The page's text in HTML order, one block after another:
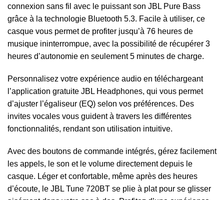
connexion sans fil avec le puissant son JBL Pure Bass
grâce à la technologie Bluetooth 5.3. Facile à utiliser, ce
casque vous permet de profiter jusqu’à 76 heures de
musique ininterrompue, avec la possibilité de récupérer 3
heures d’autonomie en seulement 5 minutes de charge.
Personnalisez votre expérience audio en téléchargeant
l’application gratuite JBL Headphones, qui vous permet
d’ajuster l’égaliseur (EQ) selon vos préférences. Des
invites vocales vous guident à travers les différentes
fonctionnalités, rendant son utilisation intuitive.
Avec des boutons de commande intégrés, gérez facilement
les appels, le son et le volume directement depuis le
casque. Léger et confortable, même après des heures
d’écoute, le JBL Tune 720BT se plie à plat pour se glisser